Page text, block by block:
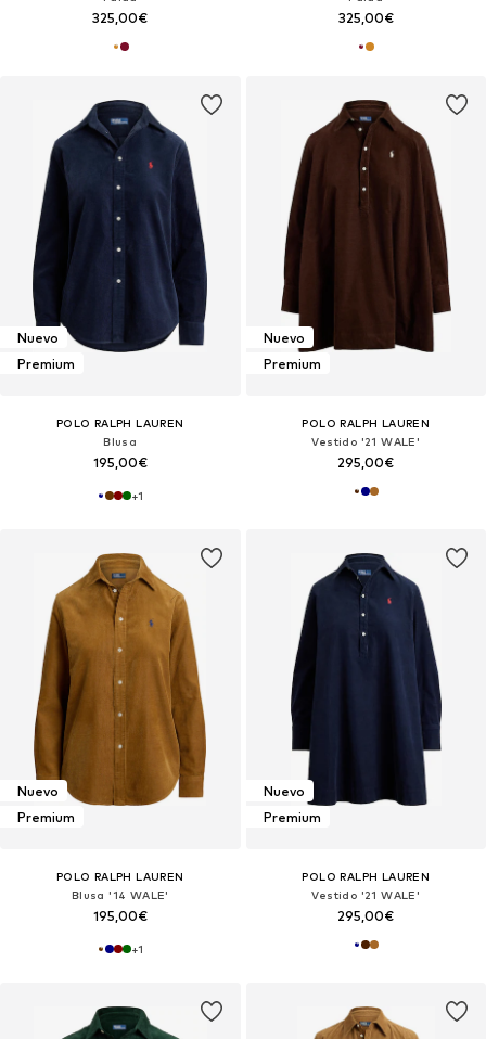
325,00€ 325,00€
Nuevo
Premium
POLO RALPH LAUREN
Blusa
195,00€
+1
Nuevo
Premium
POLO RALPH LAUREN
Vestido '21 WALE'
295,00€
Nuevo
Premium
POLO RALPH LAUREN
Blusa '14 WALE'
195,00€
+1
Nuevo
Premium
POLO RALPH LAUREN
Vestido '21 WALE'
295,00€